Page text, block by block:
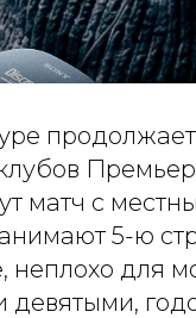
матч с
5-ю
неплохо для